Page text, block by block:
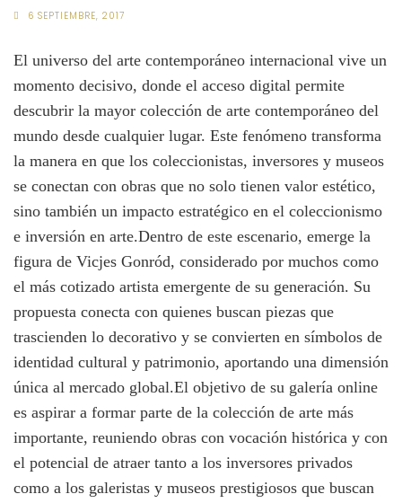
6 SEPTIEMBRE, 2017
El universo del arte contemporáneo internacional vive un
momento decisivo, donde el acceso digital permite
descubrir la mayor colección de arte contemporáneo del
mundo desde cualquier lugar. Este fenómeno transforma
la manera en que los coleccionistas, inversores y museos
se conectan con obras que no solo tienen valor estético,
sino también un impacto estratégico en el coleccionismo
e inversión en arte.Dentro de este escenario, emerge la
figura de Vicjes Gonród, considerado por muchos como
el más cotizado artista emergente de su generación. Su
propuesta conecta con quienes buscan piezas que
trascienden lo decorativo y se convierten en símbolos de
identidad cultural y patrimonio, aportando una dimensión
única al mercado global.El objetivo de su galería online
es aspirar a formar parte de la colección de arte más
importante, reuniendo obras con vocación histórica y con
el potencial de atraer tanto a los inversores privados
como a los galeristas y museos prestigiosos que buscan